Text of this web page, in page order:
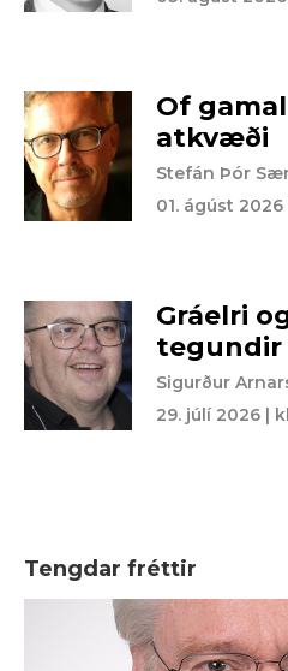
Of
atkvæði
Stefán Þór
01. ágúst
Gráelri
tegundir
Sigurður
29. júlí 2026 |
Tengdar fréttir